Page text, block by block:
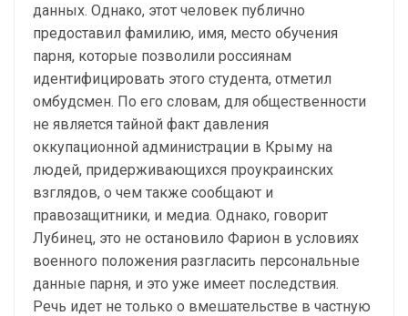
данных. Однако, этот человек публично
предоставил фамилию, имя, место обучения
парня, которые позволили россиянам
идентифицировать этого студента, отметил
омбудсмен. По его словам, для общественности
не является тайной факт давления
оккупационной администрации в Крыму на
людей, придерживающихся проукраинских
взглядов, о чем также сообщают и
правозащитники, и медиа. Однако, говорит
Лубинец, это не остановило Фарион в условиях
военного положения разгласить персональные
данные парня, и это уже имеет последствия.
Речь идет не только о вмешательстве в частную